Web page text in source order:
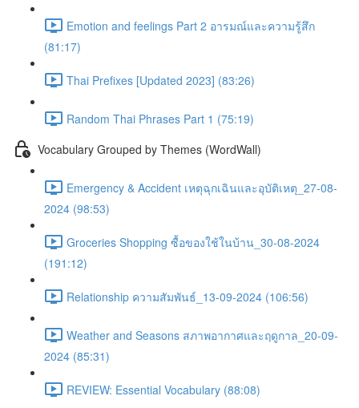
Emotion and feelings Part 2 อารมณ์และความรู้สึก
(81:17)
Thai Prefixes [Updated 2023] (83:26)
Random Thai Phrases Part 1 (75:19)
Vocabulary Grouped by Themes (WordWall)
Emergency & Accident เหตุฉุกเฉินและอุบัติเหตุ_27-08-
2024 (98:53)
Groceries Shopping ซื้อของใช้ในบ้าน_30-08-2024
(191:12)
Relationship ความสัมพันธ์_13-09-2024 (106:56)
Weather and Seasons สภาพอากาศและฤดูกาล_20-09-
2024 (85:31)
REVIEW: Essential Vocabulary (88:08)